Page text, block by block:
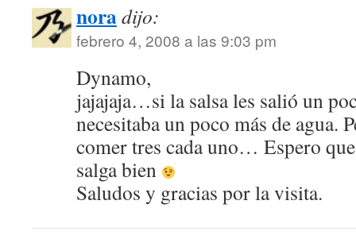
noradijo:
febrero 4, 2008 a las 9:03 pm
Dynamo,
jajajaja…si la salsa les salió un
necesitaba un poco más de agua.
comer tres cada uno… Espero
salga bien
Saludos y gracias por la visita.